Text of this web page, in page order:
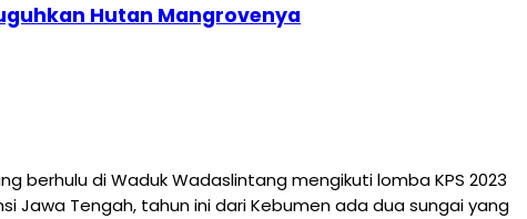
Hutan Mangrovenya
berhulu di Waduk Wadaslintang mengikuti lomba KPS 2023
Jawa Tengah, tahun ini dari Kebumen ada dua sungai yang